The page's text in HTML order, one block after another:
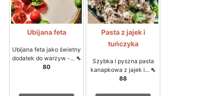
Ubijana feta
Ubijana feta jako świetny
dodatek do warzyw -... ⇖
80
Pasta z jajek i
tuńczyka
Szybka i pyszna pasta
kanapkowa z jajek i... ⇖
88